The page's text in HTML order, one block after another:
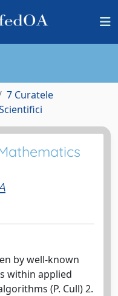
7 Curatele
by well-known
within applied
(P. Cull) 2.